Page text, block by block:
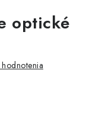
optické